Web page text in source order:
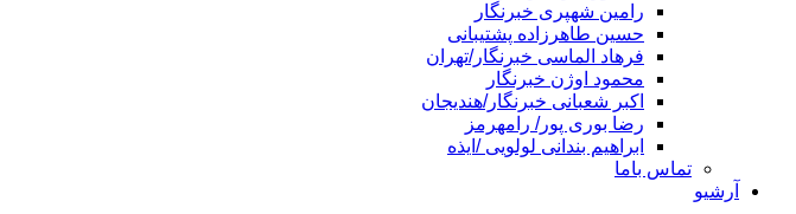
رامین شهپری خبرنگار
حسین طاهرزاده پشتیبانی
فرهاد الماسی خبرنگار/تهران
محمود اوژن خبرنگار
اکبر شعبانی خبرنگار/هندیجان
رضا بوری پور/ رامهرمز
ابراهیم بندانی لولویی /ایذه
تماس باما
آرشیو